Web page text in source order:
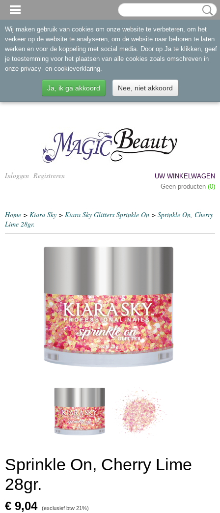
Inloggen Registreren
UW WINKELWAGEN
Geen producten (0)
Home > Kiara Sky > Kiara Sky Glitters Sprinkle On > Sprinkle On, Cherry
Lime 28gr.
Sprinkle On, Cherry Lime
28gr.
€ 9,04 (exclusief btw 21%)
Wij maken gebruik van cookies om onze website te verbeteren, om het
verkeer op de website te analyseren, om de website naar behoren te laten
werken en voor de koppeling met social media. Door op Ja te klikken, geef
je toestemming voor het plaatsen van alle cookies zoals omschreven in
onze privacy- en cookieverklaring.
Ja, ik ga akkoord Nee, niet akkoord